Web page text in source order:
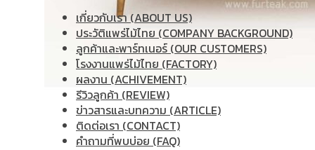
เกี่ยวกับเรา (ABOUT US)
ประวัติแพร่ไม้ไทย (COMPANY BACKGROUND)
ลูกค้าและพาร์ทเนอร์ (OUR CUSTOMERS)
โรงงานแพร่ไม้ไทย (FACTORY)
ผลงาน (ACHIVEMENT)
รีวิวลูกค้า (REVIEW)
ข่าวสารและบทความ (ARTICLE)
ติดต่อเรา (CONTACT)
คำถามที่พบบ่อย (FAQ)